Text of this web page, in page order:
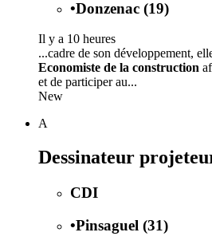
•Donzenac (19)
Il y a 10 heures
...cadre de son développement,
Economiste de la construction
et de participer au...
New
A
Dessinateur
CDI
•Pinsaguel (31)